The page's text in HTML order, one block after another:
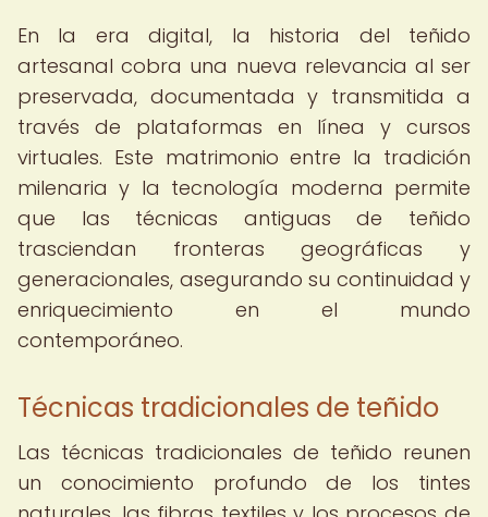
En la era digital, la historia del teñido
artesanal cobra una nueva relevancia al ser
preservada, documentada y transmitida a
través de plataformas en línea y cursos
virtuales. Este matrimonio entre la tradición
milenaria y la tecnología moderna permite
que las técnicas antiguas de teñido
trasciendan fronteras geográficas y
generacionales, asegurando su continuidad y
enriquecimiento en el mundo
contemporáneo.
Técnicas tradicionales de teñido
Las técnicas tradicionales de teñido reunen
un conocimiento profundo de los tintes